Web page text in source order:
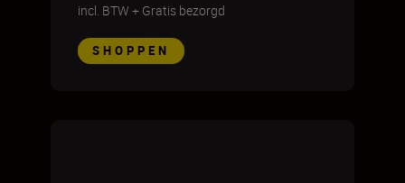
incl. BTW + Gratis bezorgd
SHOPPEN